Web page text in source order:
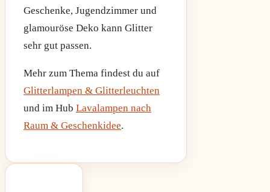
Geschenke, Jugendzimmer und
glamouröse Deko kann Glitter
sehr gut passen.
Mehr zum Thema findest du auf
Glitterlampen & Glitterleuchten
und im Hub Lavalampen nach
Raum & Geschenkidee.